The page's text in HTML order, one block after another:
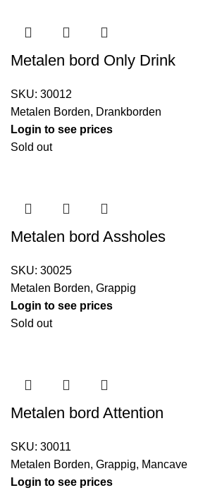
Metalen bord Only Drink
SKU: 30012
Metalen Borden, Drankborden
Login to see prices
Sold out
Metalen bord Assholes
SKU: 30025
Metalen Borden, Grappig
Login to see prices
Sold out
Metalen bord Attention
SKU: 30011
Metalen Borden, Grappig, Mancave
Login to see prices